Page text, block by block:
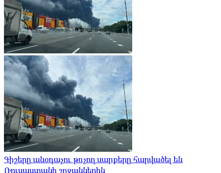
Գիշերը անօդաչու թռչող սարքերը հարվածել են
Ռուսաստանի շրջաններին